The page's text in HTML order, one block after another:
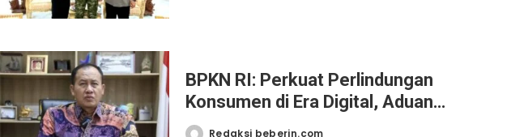
BPKN RI: Perkuat Perlindungan
Konsumen di Era Digital, Aduan
Pinjaman Online Masih Menjadi
Redaksi beberin.com